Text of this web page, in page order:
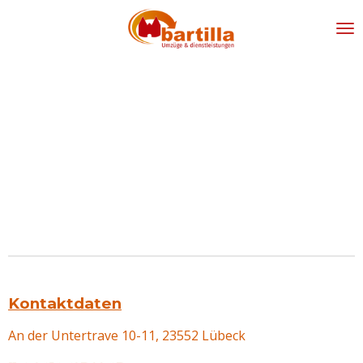
Kontaktdaten
An der Untertrave 10-11, 23552 Lübeck